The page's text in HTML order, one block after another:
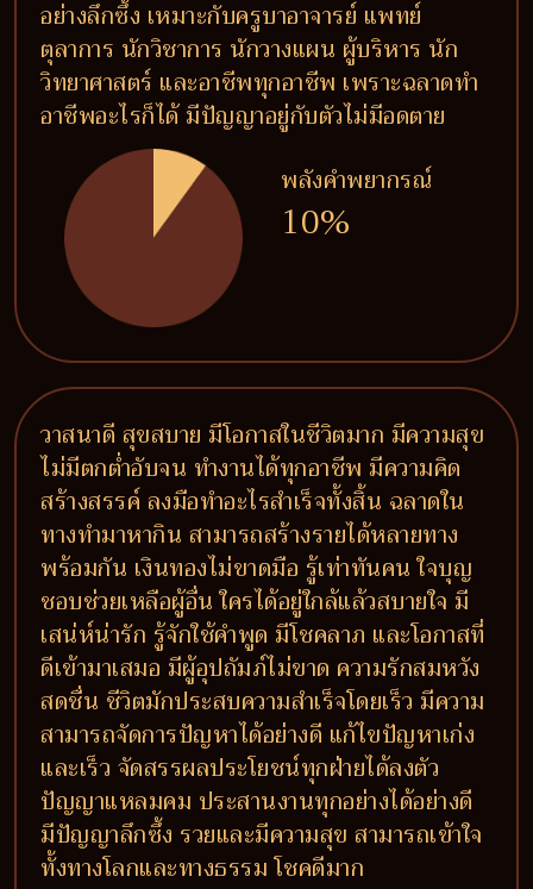
อย่างลึกซึ้ง เหมาะกับครูบาอาจารย์ แพทย์
ตุลาการ นักวิชาการ นักวางแผน ผู้บริหาร นัก
วิทยาศาสตร์ และอาชีพทุกอาชีพ เพราะฉลาดทำ
อาชีพอะไรก็ได้ มีปัญญาอยู่กับตัวไม่มีอดตาย
พลังคำพยากรณ์
10%
วาสนาดี สุขสบาย มีโอกาสในชีวิตมาก มีความสุข
ไม่มีตกต่ำอับจน ทำงานได้ทุกอาชีพ มีความคิด
สร้างสรรค์ ลงมือทำอะไรสำเร็จทั้งสิ้น ฉลาดใน
ทางทำมาหากิน สามารถสร้างรายได้หลายทาง
พร้อมกัน เงินทองไม่ขาดมือ รู้เท่าทันคน ใจบุญ
ชอบช่วยเหลือผู้อื่น ใครได้อยู่ใกล้แล้วสบายใจ มี
เสน่ห์น่ารัก รู้จักใช้คำพูด มีโชคลาภ และโอกาสที่
ดีเข้ามาเสมอ มีผู้อุปถัมภ์ไม่ขาด ความรักสมหวัง
สดชื่น ชีวิตมักประสบความสำเร็จโดยเร็ว มีความ
สามารถจัดการปัญหาได้อย่างดี แก้ไขปัญหาเก่ง
และเร็ว จัดสรรผลประโยชน์ทุกฝ่ายได้ลงตัว
ปัญญาแหลมคม ประสานงานทุกอย่างได้อย่างดี
มีปัญญาลึกซึ้ง รวยและมีความสุข สามารถเข้าใจ
ทั้งทางโลกและทางธรรม โชคดีมาก